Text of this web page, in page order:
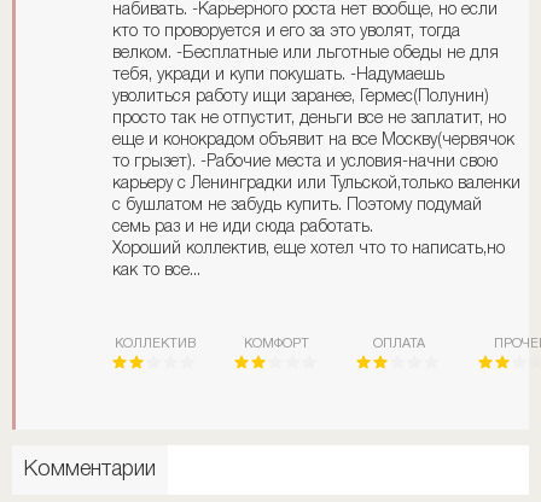
набивать. -Карьерного роста нет вообще, но если
кто то проворуется и его за это уволят, тогда
велком. -Бесплатные или льготные обеды не для
тебя, укради и купи покушать. -Надумаешь
уволиться работу ищи заранее, Гермес(Полунин)
просто так не отпустит, деньги все не заплатит, но
еще и конокрадом объявит на все Москву(червячок
то грызет). -Рабочие места и условия-начни свою
карьеру с Ленинградки или Тульской,только валенки
с бушлатом не забудь купить. Поэтому подумай
семь раз и не иди сюда работать.
Хороший коллектив, еще хотел что то написать,но
как то все...
КОЛЛЕКТИВ КОМФОРТ ОПЛАТА
Комментарии